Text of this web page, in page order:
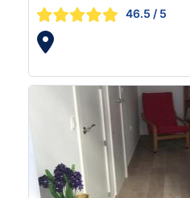
46.5 / 5